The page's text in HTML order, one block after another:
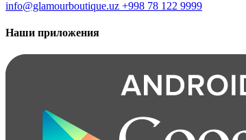
info@glamourboutique.uz +998 78 122 9999
Наши приложения